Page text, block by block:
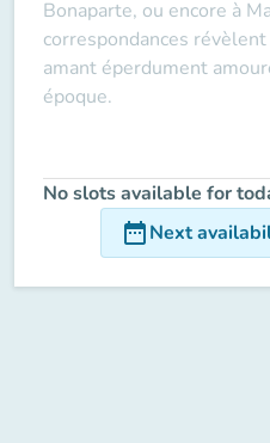
Bonaparte, ou encore à
correspondances
amant éperdument
époque.
No slots available for
date_rangeNext